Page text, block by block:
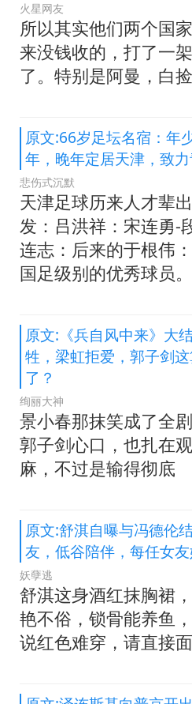
火星网友
所以其实他们两个国
来没钱收的，打了一
了。特别是阿曼，白
原文:66岁足坛名宿：年
年，晚年定居天津，致
悲伤式沉默
天津足球历来人才辈
发：吕洪祥：宋连勇-
连志：后来的于根伟
国足级别的优秀球员。
原文:《兵自风中来》大
牲，梁虹拒爱，郭子剑
了？
绚丽大神
景小春那抹笑成了全
郭子剑心口，也扎在
麻，不过是输得彻底
原文:舒淇自曝与冯德伦
友，低谷陪伴，每任女
妖孽逃
舒淇这身酒红抹胸裙
艳不俗，锁骨能养鱼
说红色难穿，请直接